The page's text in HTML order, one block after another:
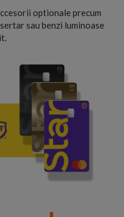
optionale precum
sau benzi luminoase